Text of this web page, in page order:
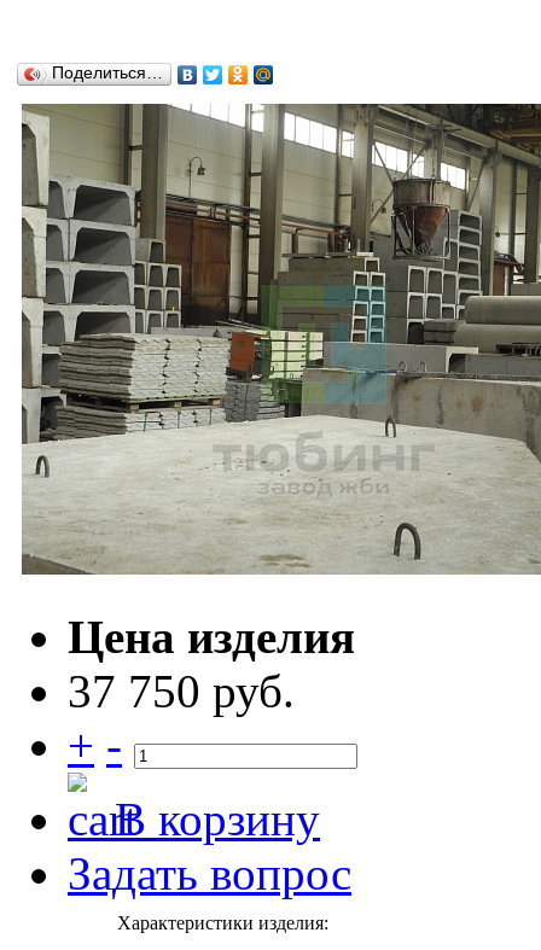
Поделиться…
Цена изделия
37 750 руб.
+ -
В корзину
Задать вопрос
Характеристики изделия: